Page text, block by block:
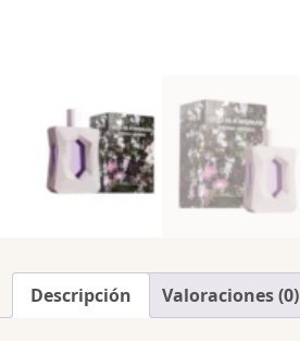
Descripción Valoraciones (0)